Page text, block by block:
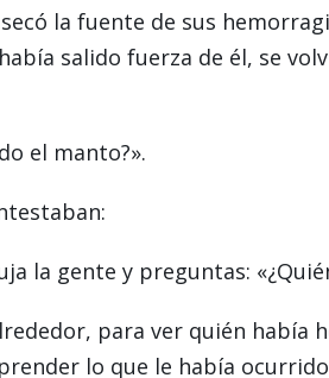
la fuente de sus
salido fuerza de él, se
el manto?».
la gente y preguntas:
para ver quién había
lo que le había